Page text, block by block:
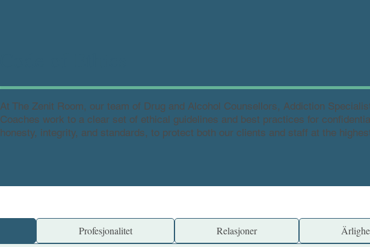
At The Zenit Room, our team of Drug and Alcohol Counsellors, Addiction
Coaches work to a clear set of ethical guidelines and best practices for
honesty, integrity, and standards, to protect both our clients and staff at the
Profesjonalitet Relasjoner